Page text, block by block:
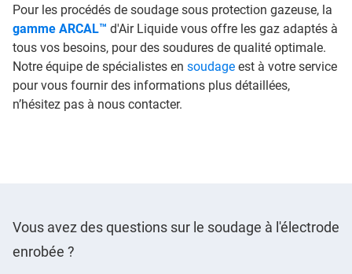
Pour les procédés de soudage sous protection gazeuse, la
gamme ARCAL™ d'Air Liquide vous offre les gaz adaptés à
tous vos besoins, pour des soudures de qualité optimale.
Notre équipe de spécialistes en soudage est à votre service
pour vous fournir des informations plus détaillées,
n’hésitez pas à nous contacter.
Vous avez des questions sur le soudage à l'électrode
enrobée ?